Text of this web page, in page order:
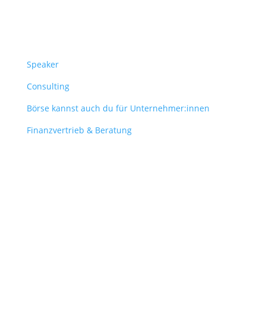
Speaker
Consulting
Börse kannst auch du für Unternehmer:innen
Finanzvertrieb & Beratung